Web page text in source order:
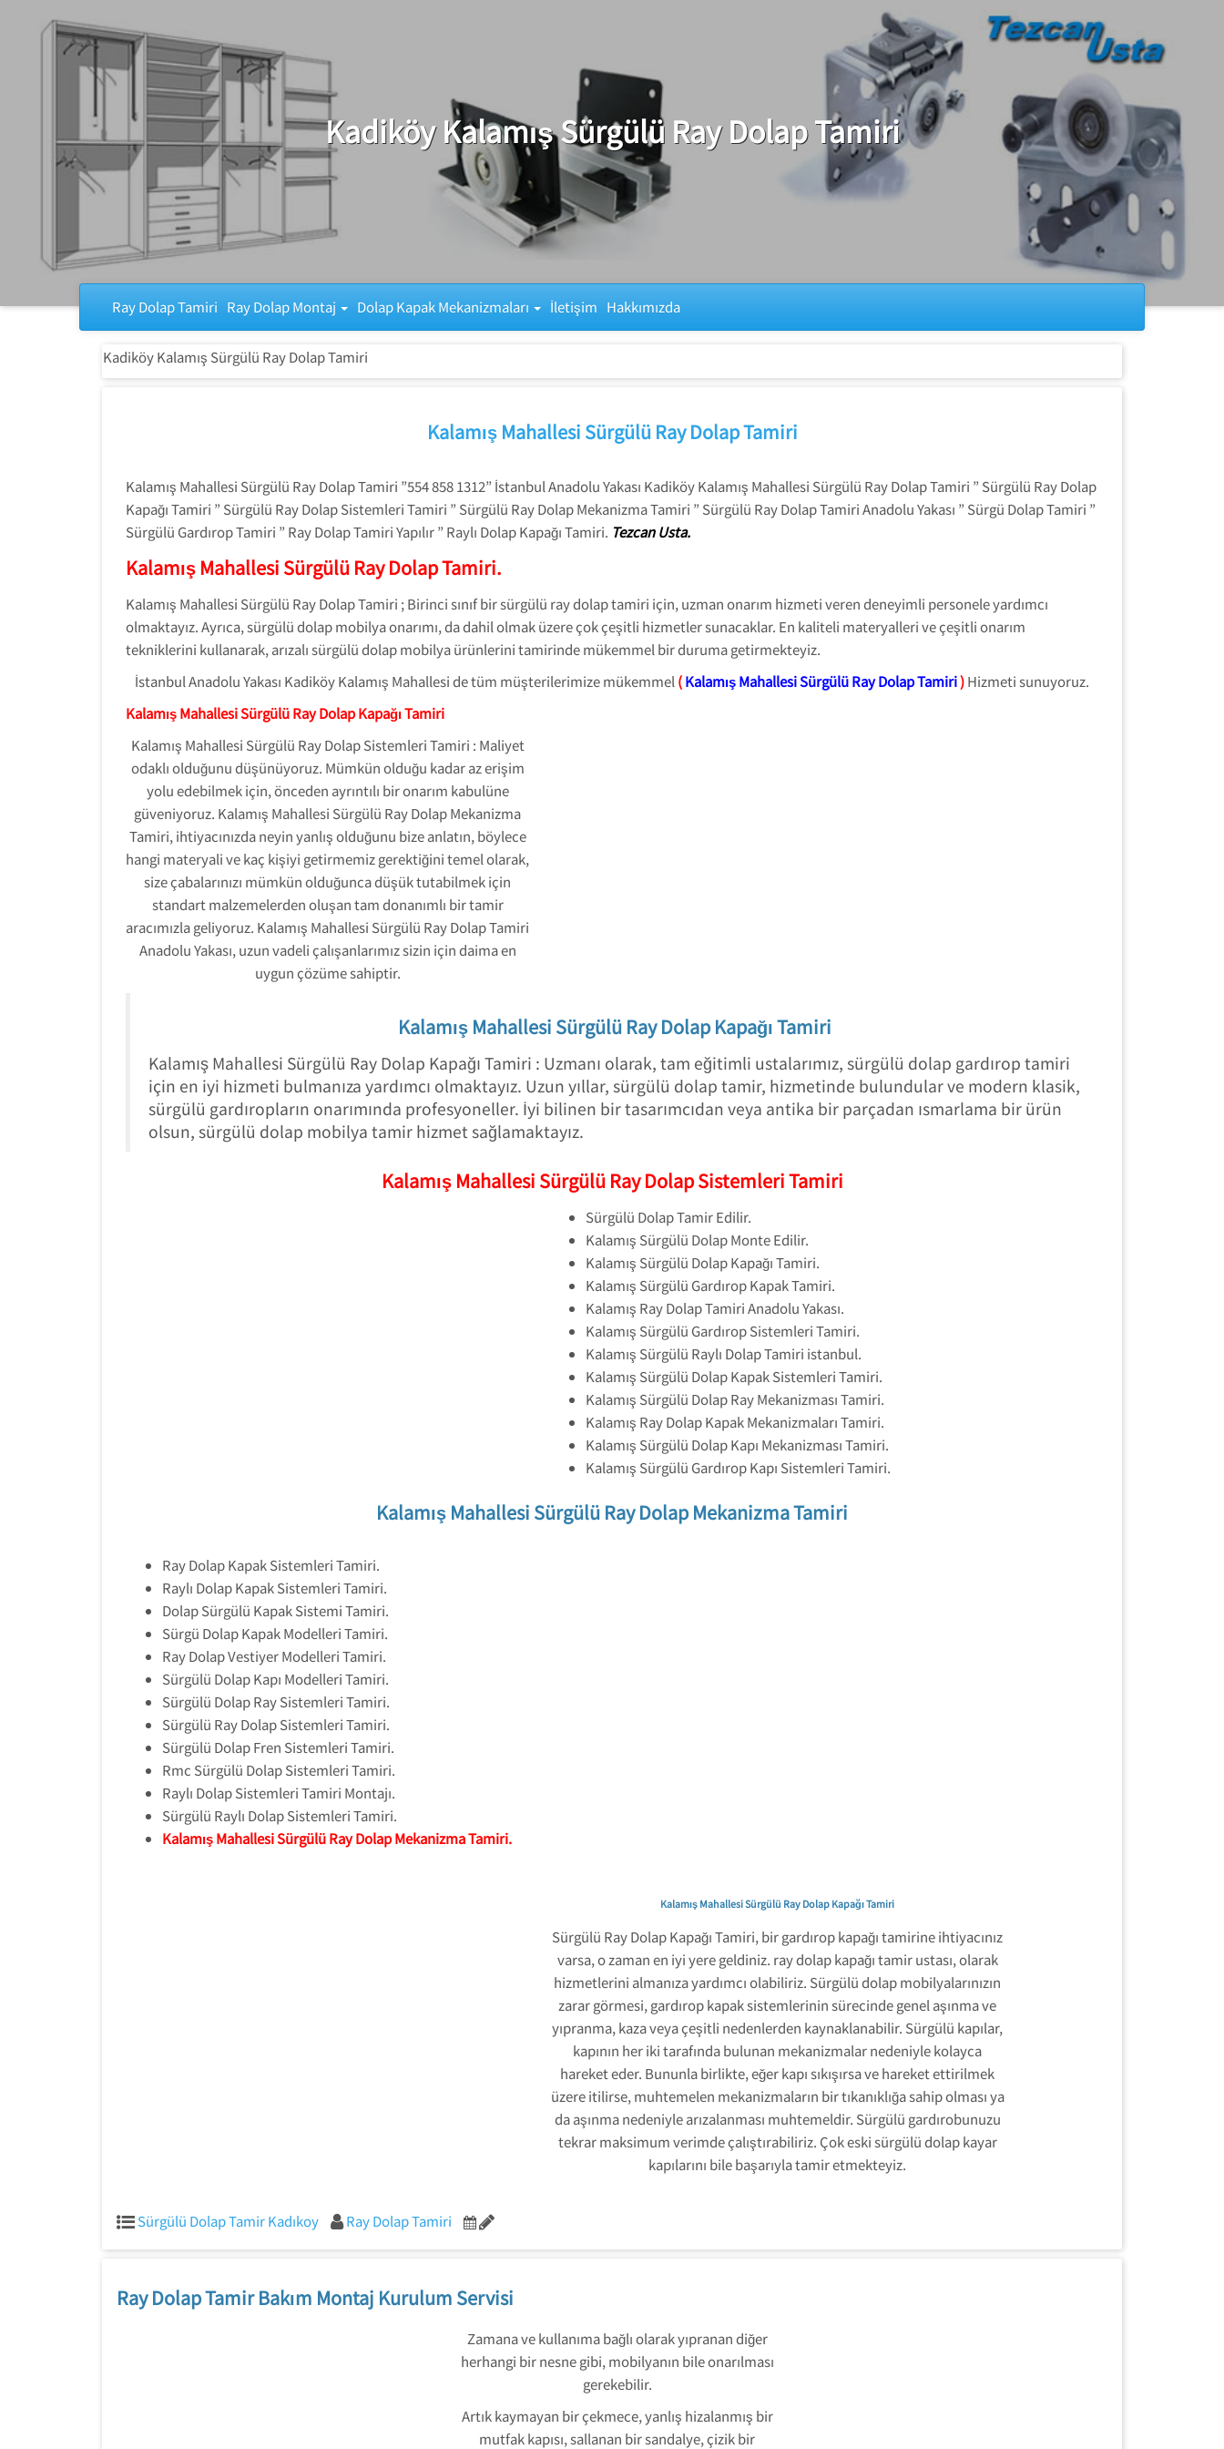
Kadiköy Kalamış Sürgülü Ray Dolap Tamiri
Ray Dolap Tamiri Ray Dolap Montaj Dolap Kapak Mekanizmaları İletişim Hakkımızda
Kadiköy Kalamış Sürgülü Ray Dolap Tamiri
Kalamış Mahallesi Sürgülü Ray Dolap Tamiri
Kalamış Mahallesi Sürgülü Ray Dolap Tamiri ”554 858 1312” İstanbul Anadolu Yakası Kadiköy Kalamış Mahallesi Sürgülü Ray Dolap Tamiri ” Sürgülü Ray Dolap
Kapağı Tamiri ” Sürgülü Ray Dolap Sistemleri Tamiri ” Sürgülü Ray Dolap Mekanizma Tamiri ” Sürgülü Ray Dolap Tamiri Anadolu Yakası ” Sürgü Dolap Tamiri ”
Sürgülü Gardırop Tamiri ” Ray Dolap Tamiri Yapılır ” Raylı Dolap Kapağı Tamiri. Tezcan Usta.
Kalamış Mahallesi Sürgülü Ray Dolap Tamiri.
Kalamış Mahallesi Sürgülü Ray Dolap Tamiri ; Birinci sınıf bir sürgülü ray dolap tamiri için, uzman onarım hizmeti veren deneyimli personele yardımcı
olmaktayız. Ayrıca, sürgülü dolap mobilya onarımı, da dahil olmak üzere çok çeşitli hizmetler sunacaklar. En kaliteli materyalleri ve çeşitli onarım
tekniklerini kullanarak, arızalı sürgülü dolap mobilya ürünlerini tamirinde mükemmel bir duruma getirmekteyiz.
İstanbul Anadolu Yakası Kadiköy Kalamış Mahallesi de tüm müşterilerimize mükemmel (Kalamış Mahallesi Sürgülü Ray Dolap Tamiri)Hizmeti sunuyoruz.
Kalamış Mahallesi Sürgülü Ray Dolap Kapağı Tamiri
Kalamış Mahallesi Sürgülü Ray Dolap Sistemleri Tamiri : Maliyet
odaklı olduğunu düşünüyoruz. Mümkün olduğu kadar az erişim
yolu edebilmek için, önceden ayrıntılı bir onarım kabulüne
güveniyoruz. Kalamış Mahallesi Sürgülü Ray Dolap Mekanizma
Tamiri, ihtiyacınızda neyin yanlış olduğunu bize anlatın, böylece
hangi materyali ve kaç kişiyi getirmemiz gerektiğini temel olarak,
size çabalarınızı mümkün olduğunca düşük tutabilmek için
standart malzemelerden oluşan tam donanımlı bir tamir
aracımızla geliyoruz. Kalamış Mahallesi Sürgülü Ray Dolap Tamiri
Anadolu Yakası, uzun vadeli çalışanlarımız sizin için daima en
uygun çözüme sahiptir.
Kalamış Mahallesi Sürgülü Ray Dolap Kapağı Tamiri
Kalamış Mahallesi Sürgülü Ray Dolap Kapağı Tamiri : Uzmanı olarak, tam eğitimli ustalarımız, sürgülü dolap gardırop tamiri
için en iyi hizmeti bulmanıza yardımcı olmaktayız. Uzun yıllar, sürgülü dolap tamir, hizmetinde bulundular ve modern klasik,
sürgülü gardıropların onarımında profesyoneller. İyi bilinen bir tasarımcıdan veya antika bir parçadan ısmarlama bir ürün
olsun, sürgülü dolap mobilya tamir hizmet sağlamaktayız.
Kalamış Mahallesi Sürgülü Ray Dolap Sistemleri Tamiri
Sürgülü Dolap Tamir Edilir.
Kalamış Sürgülü Dolap Monte Edilir.
Kalamış Sürgülü Dolap Kapağı Tamiri.
Kalamış Sürgülü Gardırop Kapak Tamiri.
Kalamış Ray Dolap Tamiri Anadolu Yakası.
Kalamış Sürgülü Gardırop Sistemleri Tamiri.
Kalamış Sürgülü Raylı Dolap Tamiri istanbul.
Kalamış Sürgülü Dolap Kapak Sistemleri Tamiri.
Kalamış Sürgülü Dolap Ray Mekanizması Tamiri.
Kalamış Ray Dolap Kapak Mekanizmaları Tamiri.
Kalamış Sürgülü Dolap Kapı Mekanizması Tamiri.
Kalamış Sürgülü Gardırop Kapı Sistemleri Tamiri.
Kalamış Mahallesi Sürgülü Ray Dolap Mekanizma Tamiri
Ray Dolap Kapak Sistemleri Tamiri.
Raylı Dolap Kapak Sistemleri Tamiri.
Dolap Sürgülü Kapak Sistemi Tamiri.
Sürgü Dolap Kapak Modelleri Tamiri.
Ray Dolap Vestiyer Modelleri Tamiri.
Sürgülü Dolap Kapı Modelleri Tamiri.
Sürgülü Dolap Ray Sistemleri Tamiri.
Sürgülü Ray Dolap Sistemleri Tamiri.
Sürgülü Dolap Fren Sistemleri Tamiri.
Rmc Sürgülü Dolap Sistemleri Tamiri.
Raylı Dolap Sistemleri Tamiri Montajı.
Sürgülü Raylı Dolap Sistemleri Tamiri.
Kalamış Mahallesi Sürgülü Ray Dolap Mekanizma Tamiri.
Kalamış Mahallesi Sürgülü Ray Dolap Kapağı Tamiri
Sürgülü Ray Dolap Kapağı Tamiri, bir gardırop kapağı tamirine ihtiyacınız
varsa, o zaman en iyi yere geldiniz. ray dolap kapağı tamir ustası, olarak
hizmetlerini almanıza yardımcı olabiliriz. Sürgülü dolap mobilyalarınızın
zarar görmesi, gardırop kapak sistemlerinin sürecinde genel aşınma ve
yıpranma, kaza veya çeşitli nedenlerden kaynaklanabilir. Sürgülü kapılar,
kapının her iki tarafında bulunan mekanizmalar nedeniyle kolayca
hareket eder. Bununla birlikte, eğer kapı sıkışırsa ve hareket ettirilmek
üzere itilirse, muhtemelen mekanizmaların bir tıkanıklığa sahip olması ya
da aşınma nedeniyle arızalanması muhtemeldir. Sürgülü gardırobunuzu
tekrar maksimum verimde çalıştırabiliriz. Çok eski sürgülü dolap kayar
kapılarını bile başarıyla tamir etmekteyiz.
Sürgülü Dolap Tamir Kadıkoy Ray Dolap Tamiri
Ray Dolap Tamir Bakım Montaj Kurulum Servisi
Zamana ve kullanıma bağlı olarak yıpranan diğer
herhangi bir nesne gibi, mobilyanın bile onarılması
gerekebilir.
Artık kaymayan bir çekmece, yanlış hizalanmış bir
mutfak kapısı, sallanan bir sandalye, çizik bir